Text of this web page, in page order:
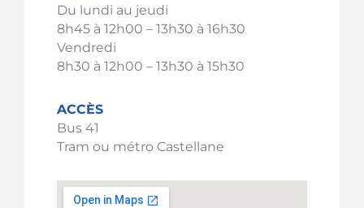
Du lundi au jeudi
8h45 à 12h00 – 13h30 à 16h30
Vendredi
8h30 à 12h00 – 13h30 à 15h30
ACCÈS
Bus 41
Tram ou métro Castellane